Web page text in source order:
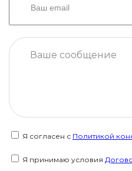
Я согласен с Политикой
Я принимаю условия